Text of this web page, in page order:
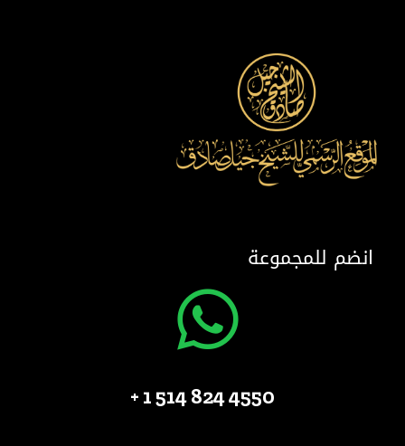
انضم للمجموعة
4550 824 514 1 +